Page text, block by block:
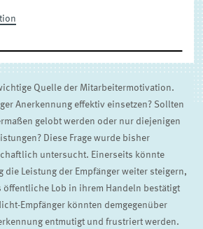
Quelle der Mitarbeitermotivation.
Anerkennung effektiv einsetzen? Sollten
gelobt werden oder nur diejenigen
Diese Frage wurde bisher
untersucht. Einerseits könnte
die Leistung der Empfänger weiter steigern,
Lob in ihrem Handeln bestätigt
Empfänger könnten demgegenüber
entmutigt und frustriert werden.